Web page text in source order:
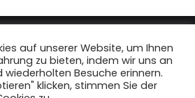
EI-Live.de
| Alle Rechte vorbehalten.
|Kontakt|Impressum
auf unserer Website, um Ihnen
zu bieten, indem wir uns an
wiederholten Besuche erinnern.
klicken, stimmen Sie der